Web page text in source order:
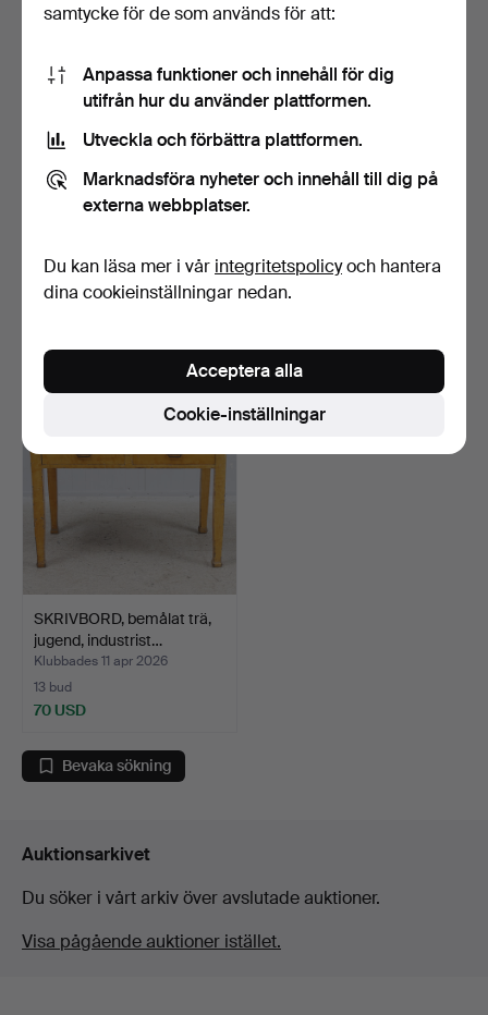
Nordiska Kompaniet, 1…
Klubbades 22 apr 2026
Skrivbord, "Nya Guldheden",
…
Klubbades 16 apr 2026
SKRIVBORD, bemålat trä,
jugend, industrist…
Klubbades 11 apr 2026
13 bud
70 USD
Bevaka sökning
Auktionsarkivet
Du söker i vårt arkiv över avslutade auktioner.
Visa pågående auktioner istället.
samtycke för de som används för att:
Anpassa funktioner och innehåll för dig
utifrån hur du använder plattformen.
Utveckla och förbättra plattformen.
Marknadsföra nyheter och innehåll till dig på
externa webbplatser.
Du kan läsa mer i vår integritetspolicyoch hantera
dina cookieinställningar nedan.
Cookie-inställningar
Acceptera alla